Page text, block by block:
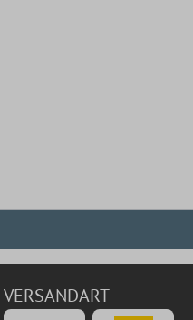
VERSANDART